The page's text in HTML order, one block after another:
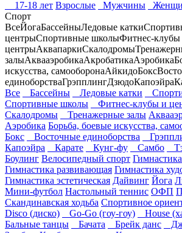
17-18 лет Взрослые Мужчины
Спорт
ВсеЙогаБассейныЛедовые катки
центрыСпортивные школыФитнес-клубы
центрыАквапаркиСкалодромы
залыАквааэробикаАкробатикаАэробика
искусства, самооборонаАйкидоБокс
единоборстваГрэпплингДзюдоКапоэйра
Все
Бассейны Ледовые катки
Спортивные школы
Фитнес-клубы и
Скалодромы
Тренажерные залы
Аэробика Борьба, боевые искусства,
Бокс
Восточные единоборства
Капоэйра
Карате Кунг-фу Самбо
Боулинг Велосипедный спорт
Гимнастика развивающая Гимнастика
Гимнастика эстетическая Дайвинг Йога
Мини-футбол Настольный теннис ОФП
Скандинавская ходьба Спортивное
Disco (диско)
Go-Go (гоу-гоу) House
Бальные танцы
Бачата Брейк данс